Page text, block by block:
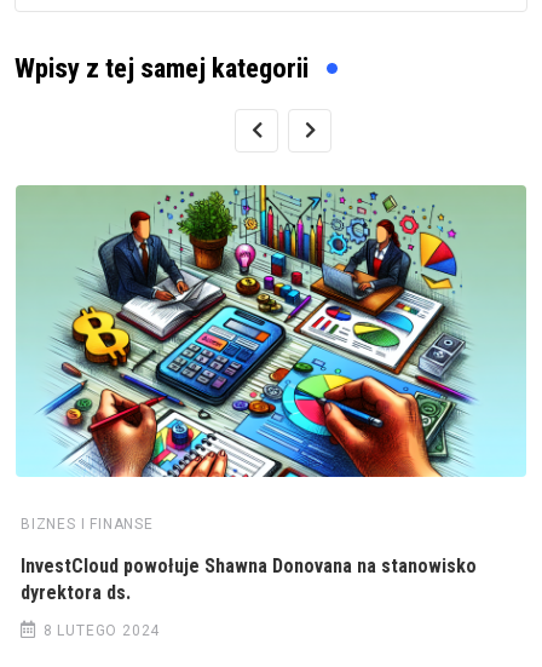
Wpisy z tej samej kategorii
BIZNES I FINANSE
InvestCloud powołuje Shawna Donovana na stanowisko
dyrektora ds.
8 LUTEGO 2024